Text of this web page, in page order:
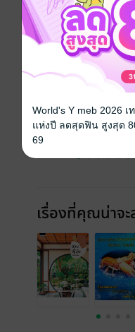
ราคาปก
ฉบับย้อนหลัง
เรื่องที่คุณน่าจะ
World's Y meb 2026
แห่งปี ลดสุดฟิน สูงสุด
69